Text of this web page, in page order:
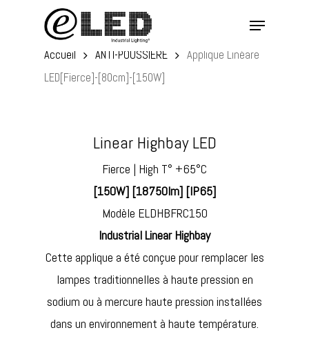
Menu
Accueil ANTI-POUSSIÈRE
Applique Linéare
LED[Fierce]-[80cm]-[150W]
Linear Highbay LED
Fierce | High T° +65°C
[150W] [18750lm] [IP65]
Modèle ELDHBFRC150
Industrial Linear Highbay
Cette applique a été conçue pour remplacer les
lampes traditionnelles à haute pression en
sodium ou à mercure haute pression installées
dans un environnement à haute température.